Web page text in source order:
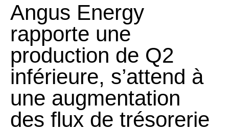
Angus Energy
rapporte une
production de Q2
inférieure, s’attend à
une augmentation
des flux de trésorerie